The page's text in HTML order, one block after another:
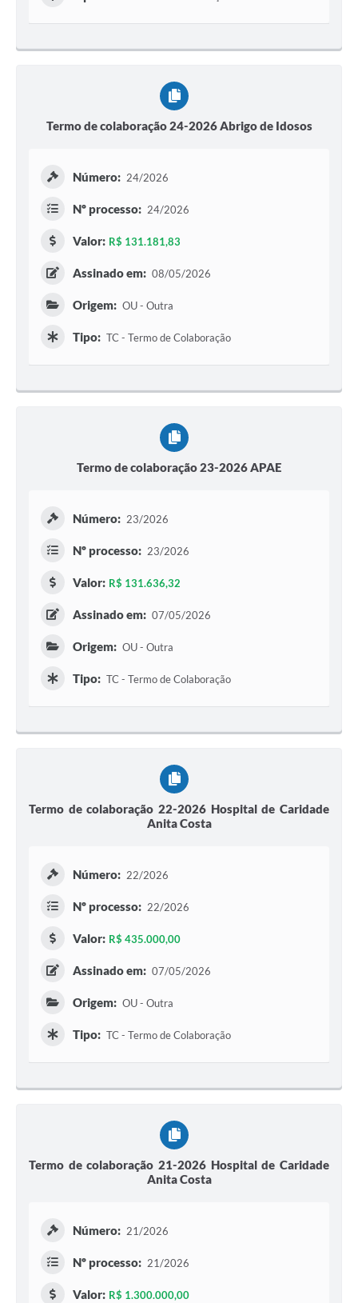
Termo de colaboração 24-2026 Abrigo de Idosos
Número: 24/2026
Nº processo: 24/2026
Valor: R$ 131.181,83
Assinado em: 08/05/2026
Origem: OU - Outra
Tipo: TC - Termo de Colaboração
Termo de colaboração 23-2026 APAE
Número: 23/2026
Nº processo: 23/2026
Valor: R$ 131.636,32
Assinado em: 07/05/2026
Origem: OU - Outra
Tipo: TC - Termo de Colaboração
Termo de colaboração 22-2026 Hospital de Caridade
Anita Costa
Número: 22/2026
Nº processo: 22/2026
Valor: R$ 435.000,00
Assinado em: 07/05/2026
Origem: OU - Outra
Tipo: TC - Termo de Colaboração
Termo de colaboração 21-2026 Hospital de Caridade
Anita Costa
Número: 21/2026
Nº processo: 21/2026
Valor: R$ 1.300.000,00